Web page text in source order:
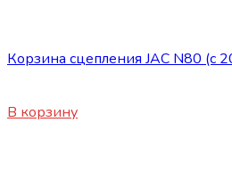
Корзина сцепления JAC N80 (с
В корзину